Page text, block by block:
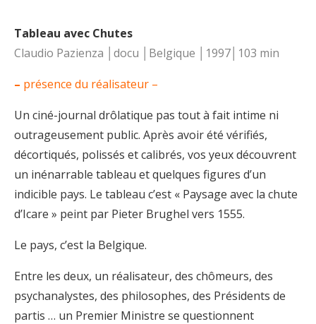
Tableau avec Chutes
Claudio Pazienza │docu │Belgique │1997│103 min
– présence du réalisateur –
Un ciné-journal drôlatique pas tout à fait intime ni
outrageusement public. Après avoir été vérifiés,
décortiqués, polissés et calibrés, vos yeux découvrent
un inénarrable tableau et quelques figures d’un
indicible pays. Le tableau c’est « Paysage avec la chute
d’Icare » peint par Pieter Brughel vers 1555.
Le pays, c’est la Belgique.
Entre les deux, un réalisateur, des chômeurs, des
psychanalystes, des philosophes, des Présidents de
partis … un Premier Ministre se questionnent